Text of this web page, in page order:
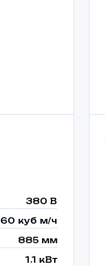
380 В
60 куб м/ч
885 мм
1.1 кВт